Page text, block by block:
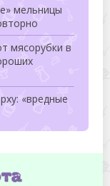
мельницы
мясорубки в
«вредные